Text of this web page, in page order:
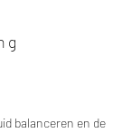
balanceren en de